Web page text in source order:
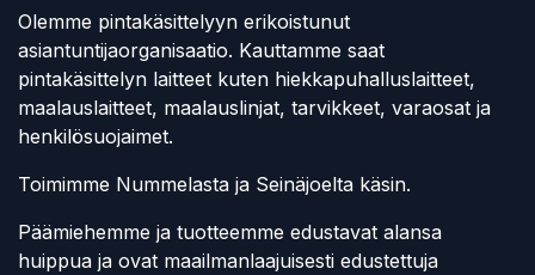
Olemme pintakäsittelyyn erikoistunut
asiantuntijaorganisaatio. Kauttamme saat
pintakäsittelyn laitteet kuten hiekkapuhalluslaitteet,
maalauslaitteet, maalauslinjat, tarvikkeet, varaosat ja
henkilösuojaimet.
Toimimme Nummelasta ja Seinäjoelta käsin.
Päämiehemme ja tuotteemme edustavat alansa
huippua ja ovat maailmanlaajuisesti edustettuja